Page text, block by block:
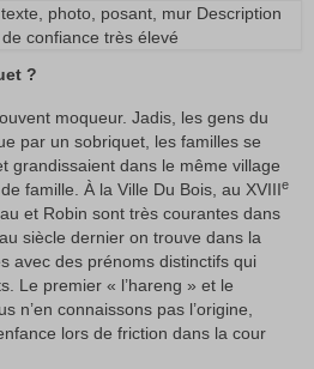
?
moqueur. Jadis, les gens du
par un sobriquet, les familles se
grandissaient dans le même village
famille. À la Ville Du Bois, au XVIIIe
et Robin sont très courantes dans
siècle dernier on trouve dans la
avec des prénoms distinctifs qui
Le premier « l’hareng » et le
n’en connaissons pas l’origine,
lors de friction dans la cour